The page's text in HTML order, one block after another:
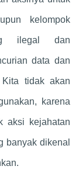
kelompok
ilegal dan
data dan
tidak akan
karena
aksi kejahatan
banyak dikenal